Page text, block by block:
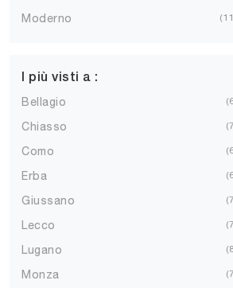
Moderno
I più visti a :
Bellagio
Chiasso
Como
Erba
Giussano
Lecco
Lugano
Monza